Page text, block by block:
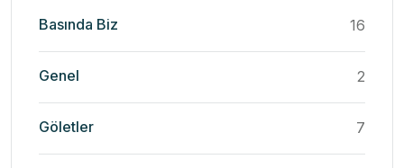
Basında Biz 16
Genel 2
Göletler 7